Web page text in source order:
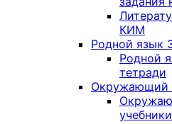
КИМ
Родной язык
Родной
тетради
Окружающий
учебники